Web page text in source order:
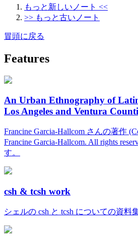
もっと新しいノート <<
>> もっと古いノート
冒頭に戻る
Features
An Urban Ethnography of
Los Angeles and Ventura
Francine Garcia-Hallcom さんの著作
Francine Garcia-Hallcom. All rights
す。
csh & tcsh work
シェルの csh と tcsh についての資料